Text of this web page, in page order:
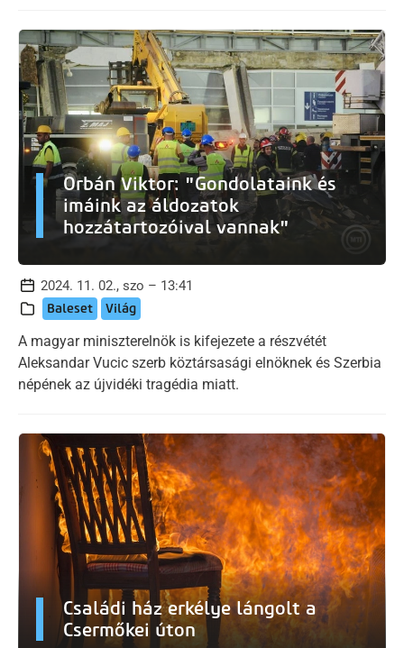
Orbán Viktor: "Gondolataink és
imáink az áldozatok
hozzátartozóival vannak"
2024. 11. 02., szo – 13:41
Baleset Világ
A magyar miniszterelnök is kifejezete a részvétét
Aleksandar Vucic szerb köztársasági elnöknek és Szerbia
népének az újvidéki tragédia miatt.
Családi ház erkélye lángolt a
Csermőkei úton